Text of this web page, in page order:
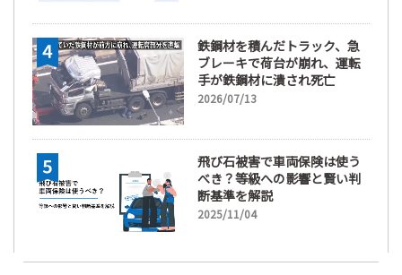
鉄鋼材を積んだトラック、急
ブレーキで荷台が崩れ、運転
手が鉄鋼材に潰され死亡
2026/07/13
飛び石被害で車両保険は使う
べき？等級への影響と賢い判
断基準を解説
2025/11/04